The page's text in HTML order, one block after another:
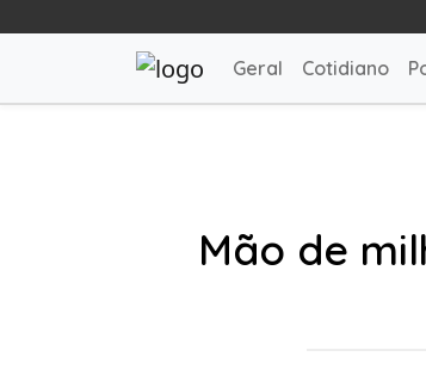
Geral Cotidiano
Mão de